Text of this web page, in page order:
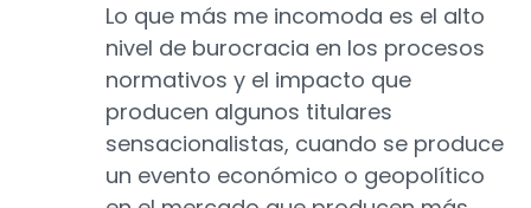
Lo que más me incomoda es el alto
nivel de burocracia en los procesos
normativos y el impacto que
producen algunos titulares
sensacionalistas, cuando se produce
un evento económico o geopolítico